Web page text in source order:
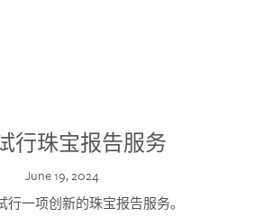
行珠宝报告服务
June 19, 2024
行一项创新的珠宝报告服务。